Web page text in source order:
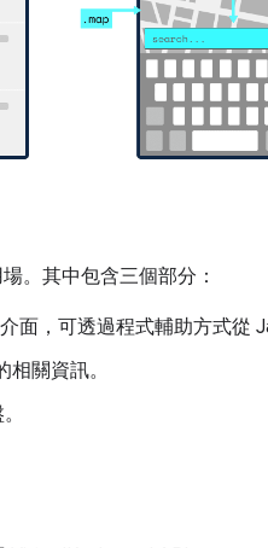
。其中包含三個部分：
介面，可透過程式輔助方式從
關資訊。